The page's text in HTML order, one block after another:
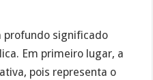
profundo significado
Em primeiro lugar, a
pois representa o